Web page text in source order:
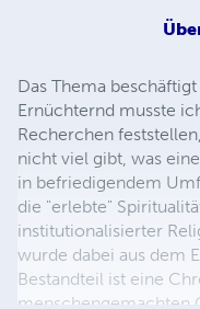
Das Thema
Ernüchternd musste
Recherchen
nicht viel gibt, was
in befriedigendem
die "erlebte"
institutionalisierter
wurde dabei aus dem
Bestandteil ist eine
menschengemachten